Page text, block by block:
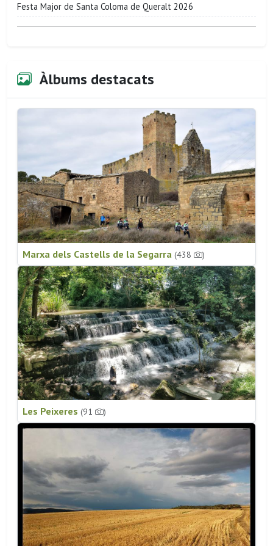
Festa Major de Santa Coloma de Queralt 2026
Àlbums destacats
Marxa dels Castells de la Segarra (438 )
Les Peixeres (91 )